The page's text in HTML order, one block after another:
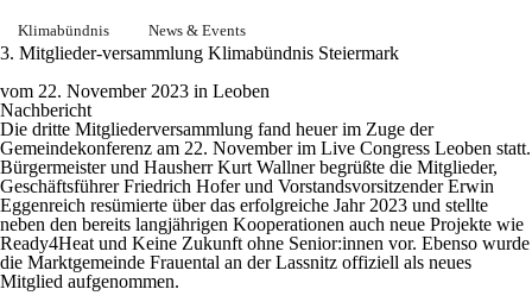
Klimabündnis News & Events
3. Mitglieder-versammlung Klimabündnis Steiermark
vom 22. November 2023 in Leoben
Nachbericht
Die dritte Mitgliederversammlung fand heuer im Zuge der
Gemeindekonferenz am 22. November im Live Congress Leoben statt.
Bür­ger­meis­ter und Hausherr Kurt Wall­ner begrüßte die Mitglieder,
Geschäftsführer Friedrich Hofer und Vorstandsvorsitzender Erwin
Eggenreich resümierte über das erfolgreiche Jahr 2023 und stellte
neben den bereits langjährigen Kooperationen auch neue Projekte wie
Ready4Heat und Keine Zukunft ohne Senior:innen vor. Ebenso wurde
die Marktgemeinde Frauental an der Lassnitz offiziell als neues
Mitglied aufgenommen.